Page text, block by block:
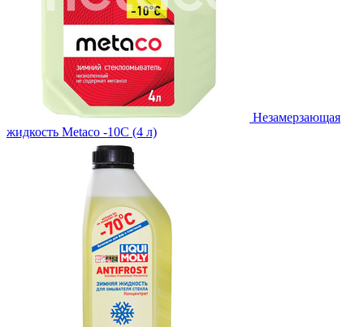
Незамерзающая
жидкость Metaco -10C (4 л)